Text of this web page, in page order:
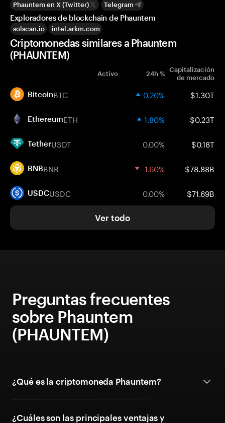
Phauntem en X (Twitter) Telegram
Exploradores de blockchain de Phauntem
solscan.io intel.arkm.com
Criptomonedas similares a Phauntem
(PHAUNTEM)
Activo 24h % Capitalización
de mercado
BitcoinBTC 0.20% $1.30T
EthereumETH 1.80% $0.23T
TetherUSDT 0.00% $0.18T
BNBBNB -1.60% $78.88B
USDCUSDC 0.00% $71.69B
Ver todo
Preguntas frecuentes
sobre Phauntem
(PHAUNTEM)
¿Qué es la criptomoneda Phauntem?
¿Cuáles son las principales ventajas y